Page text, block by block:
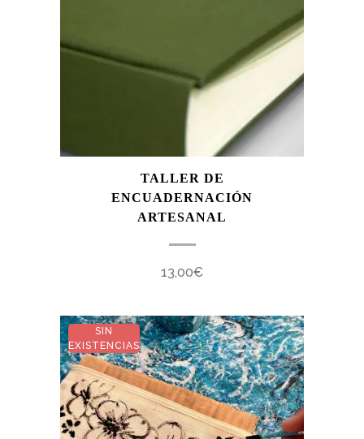
TALLER DE
ENCUADERNACIÓN
ARTESANAL
13,00€
SIN
EXISTENCIAS